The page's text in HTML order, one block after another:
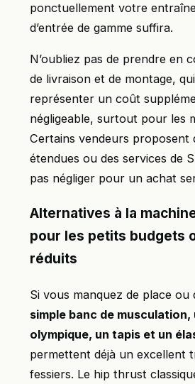
ponctuellement votre
d’entrée de gamme suffira.
N’oubliez pas de prendre en
de livraison et de montage,
représenter un coût
négligeable, surtout pour les
Certains vendeurs proposent
étendues ou des services de
pas négliger pour un achat
Alternatives à la
pour les petits budgets
réduits
Si vous manquez de place ou
simple banc de musculation,
olympique, un tapis et un
permettent déjà un excellent
fessiers. Le hip thrust